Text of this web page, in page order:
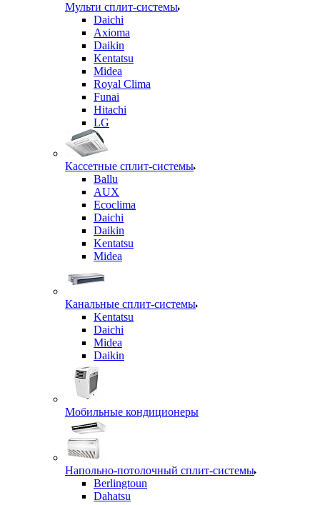
Мульти сплит-системы
Daichi
Axioma
Daikin
Kentatsu
Midea
Royal Clima
Funai
Hitachi
LG
Кассетные сплит-системы
Ballu
AUX
Ecoclima
Daichi
Daikin
Kentatsu
Midea
Канальные сплит-системы
Kentatsu
Daichi
Midea
Daikin
Мобильные кондиционеры
Напольно-потолочный сплит-системы
Berlingtoun
Dahatsu